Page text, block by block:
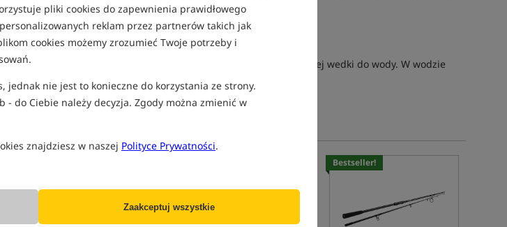
pliki cookies do zapewnienia prawidłowego
reklam przez partnerów takich jak
cookies możemy zrozumieć Twoje potrzeby i
jednak nie jest to konieczne do korzystania ze strony.
- do Ciebie należy decyzja. Zgody można zmienić w
znajdziesz w naszej Polityce Prywatności.
Zaakceptuj wszystkie
wsypuje się zanętę i wrzuca taką rakietę przy pomocy mocnej wedki do wody. W wodzie
Bestseller!